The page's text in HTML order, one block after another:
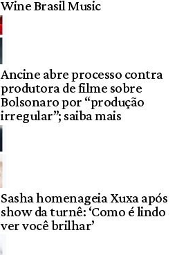
Wine Brasil Music
Ancine abre processo contra
produtora de filme sobre
Bolsonaro por “produção
irregular”; saiba mais
Sasha homenageia Xuxa após
show da turnê: ‘Como é lindo
ver você brilhar’